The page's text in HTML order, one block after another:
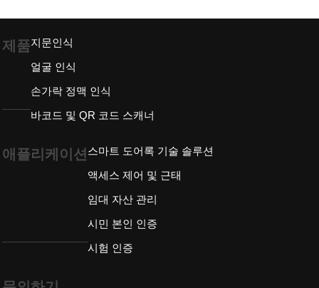
제품지문인식
얼굴 인식
손가락 정맥 인식
바코드 및 QR 코드 스캐너
애플리케이션 스마트 도어록 기술 솔루션
액세스 제어 및 근태
임대 자산 관리
시민 본인 인증
시험 인증